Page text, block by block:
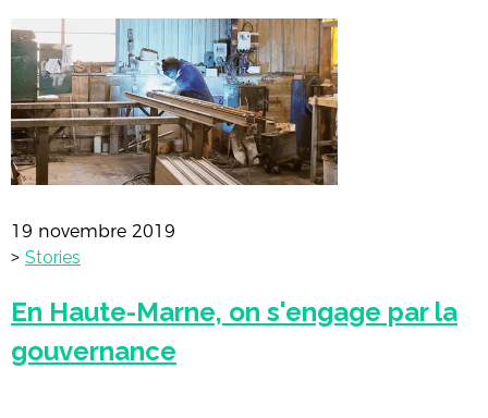
19 novembre 2019
> Stories
En Haute-Marne, on s'engage par la
gouvernance